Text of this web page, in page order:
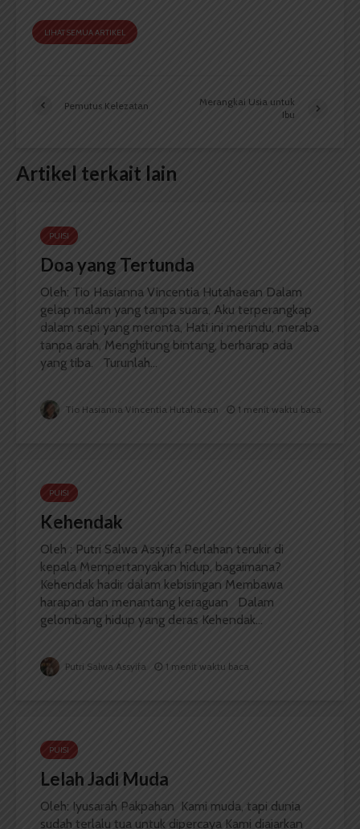
LIHAT SEMUA ARTIKEL
Pemutus Kelezatan
Merangkai Usia untuk
Ibu
Artikel terkait lain
PUISI
Doa yang Tertunda
Oleh: Tio Hasianna Vincentia Hutahaean Dalam
gelap malam yang tanpa suara, Aku terperangkap
dalam sepi yang meronta, Hati ini merindu, meraba
tanpa arah, Menghitung bintang, berharap ada
yang tiba. Turunlah...
Tio Hasianna Vincentia Hutahaean 1 menit waktu baca
PUISI
Kehendak
Oleh : Putri Salwa Assyifa Perlahan terukir di
kepala Mempertanyakan hidup, bagaimana?
Kehendak hadir dalam kebisingan Membawa
harapan dan menantang keraguan Dalam
gelombang hidup yang deras Kehendak...
Putri Salwa Assyifa 1 menit waktu baca
PUISI
Lelah Jadi Muda
Oleh: Iyusarah Pakpahan Kami muda, tapi dunia
sudah terlalu tua untuk dipercaya Kami diajarkan